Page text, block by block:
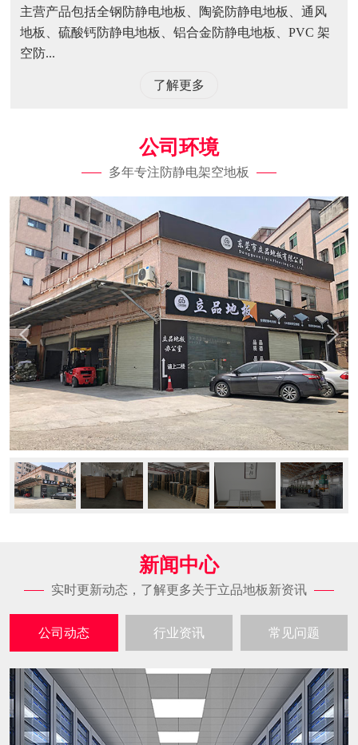
主营产品包括全钢防静电地板、陶瓷防静电地板、通风
地板、硫酸钙防静电地板、铝合金防静电地板、PVC 架
空防...
了解更多
公司环境
多年专注防静电架空地板
新闻中心
实时更新动态，了解更多关于立品地板新资讯
公司动态 行业资讯 常见问题